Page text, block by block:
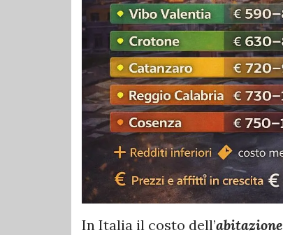
In Italia il costo dell’abitazione